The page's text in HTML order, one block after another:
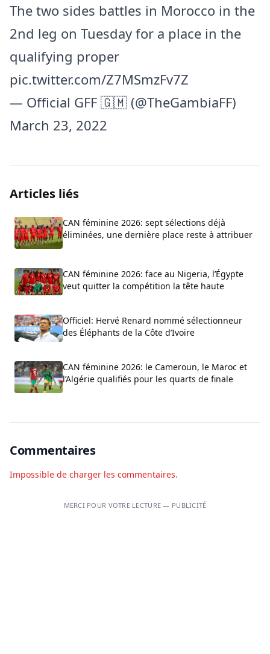
The two sides battles in Morocco in the
2nd leg on Tuesday for a place in the
qualifying proper
pic.twitter.com/Z7MSmzFv7Z
— Official GFF 🇬🇲 (@TheGambiaFF)
March 23, 2022
Articles liés
CAN féminine 2026: sept sélections déjà
éliminées, une dernière place reste à attribuer
CAN féminine 2026: face au Nigeria, l’Égypte
veut quitter la compétition la tête haute
Officiel: Hervé Renard nommé sélectionneur
des Éléphants de la Côte d’Ivoire
CAN féminine 2026: le Cameroun, le Maroc et
l’Algérie qualifiés pour les quarts de finale
Commentaires
Impossible de charger les commentaires.
MERCI POUR VOTRE LECTURE — PUBLICITÉ